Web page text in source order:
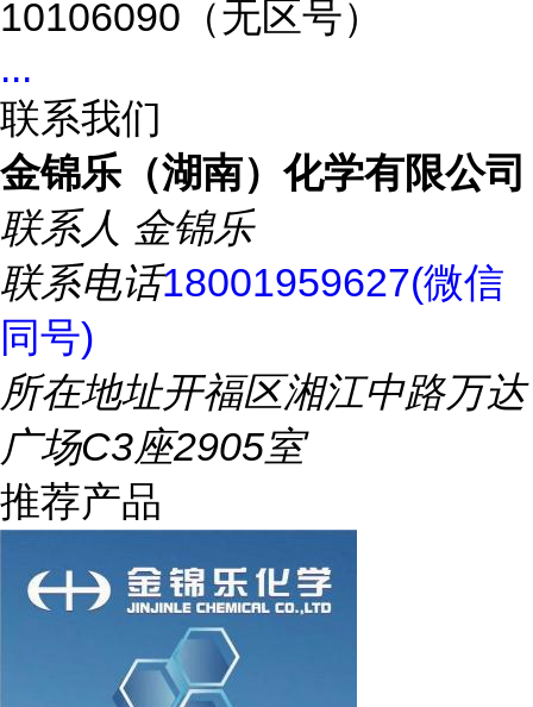
10106090（无区号）
...
联系我们
金锦乐（湖南）化学有限公司
联系人 金锦乐
联系电话18001959627(微信
同号)
所在地址开福区湘江中路万达
广场C3座2905室
推荐产品